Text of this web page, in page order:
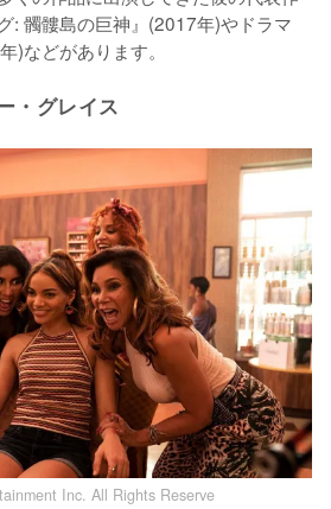
: 髑髏島の巨神』(2017年)やドラマ
)などがあります。
・グレイス
Inc. All Rights Reserve